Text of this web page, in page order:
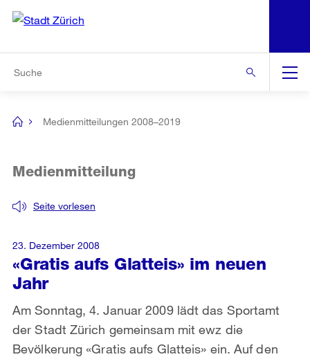
Navigation
[no
Medienmitteilungen 2008–2019
«Gratis aufs Glatteis» im neuen
Jahr
Seite vorlesen
Medienmitteilung
Am Sonntag, 4. Januar 2009 lädt das Sportamt
der Stadt Zürich gemeinsam mit ewz die
Bevölkerung «Gratis aufs Glatteis» ein. Auf den
23. Dezember 2008